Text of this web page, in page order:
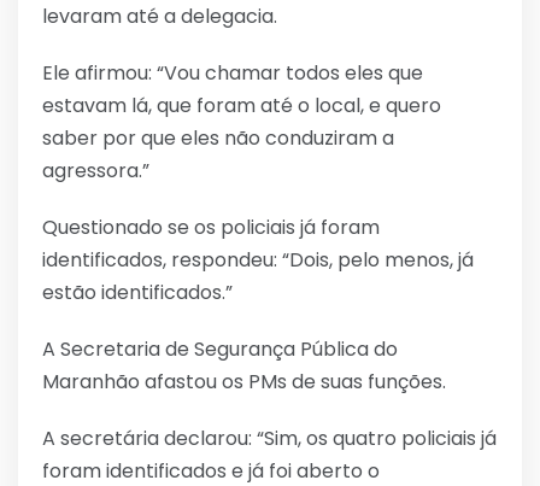
levaram até a delegacia.
Ele afirmou: “Vou chamar todos eles que
estavam lá, que foram até o local, e quero
saber por que eles não conduziram a
agressora.”
Questionado se os policiais já foram
identificados, respondeu: “Dois, pelo menos, já
estão identificados.”
A Secretaria de Segurança Pública do
Maranhão afastou os PMs de suas funções.
A secretária declarou: “Sim, os quatro policiais já
foram identificados e já foi aberto o